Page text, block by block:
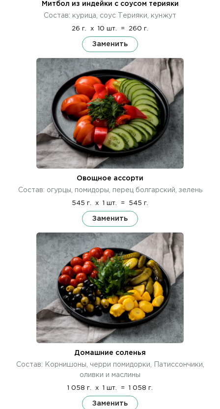
Митбол из индейки с соусом терияки
Состав: курица, соус Терияки, кунжут
26 г. x 10 шт. = 260 г.
Заменить
Овощное ассорти
Состав: огурцы, помидоры, перец болгарский, зелень
545 г. x 1 шт. = 545 г.
Заменить
Домашние соленья
Состав: Корнишоны, черри помидорки, Патиссончики,
оливки и маслины
1 058 г. x 1 шт. = 1 058 г.
Заменить